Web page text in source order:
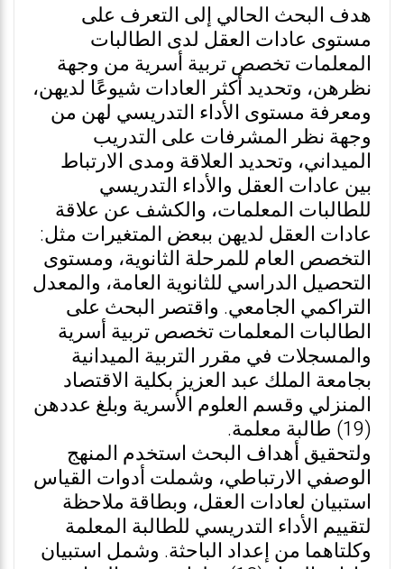
هدف البحث الحالي إلى التعرف على
مستوى عادات العقل لدى الطالبات
المعلمات تخصص تربية أسرية من وجهة
نظرهن، وتحديد أكثر العادات شيوعًا لديهن،
ومعرفة مستوى الأداء التدريسي لهن من
وجهة نظر المشرفات على التدريب
الميداني، وتحديد العلاقة ومدى الارتباط
بين عادات العقل والأداء التدريسي
للطالبات المعلمات، والكشف عن علاقة
عادات العقل لديهن ببعض المتغيرات مثل:
التخصص العام للمرحلة الثانوية، ومستوى
التحصيل الدراسي للثانوية العامة، والمعدل
التراكمي الجامعي. واقتصر البحث على
الطالبات المعلمات تخصص تربية أسرية
والمسجلات في مقرر التربية الميدانية
بجامعة الملك عبد العزيز بكلية الاقتصاد
المنزلي وقسم العلوم الأسرية وبلغ عددهن
(19) طالبة معلمة.
ولتحقيق أهداف البحث استخدم المنهج
الوصفي الارتباطي، وشملت أدوات القياس
استبيان لعادات العقل، وبطاقة ملاحظة
لتقييم الأداء التدريسي للطالبة المعلمة
وكلتاهما من إعداد الباحثة. وشمل استبيان